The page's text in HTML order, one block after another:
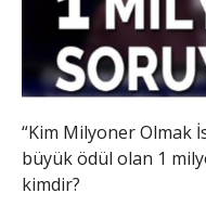
“Kim Milyoner Olmak
büyük ödül olan 1
kimdir?